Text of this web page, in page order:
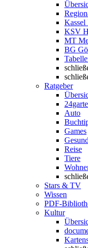
Kassel
KSV
MT
BG
Ratgeber
Auto
Games
Reise
Tiere
Stars & TV
Wissen
PDF-
Kultur